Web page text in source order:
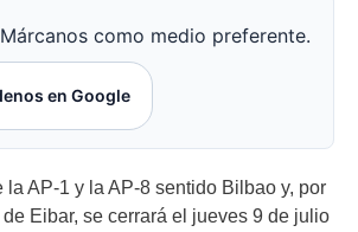
Márcanos como medio preferente.
en Google
la AP-1 y la AP-8 sentido Bilbao y, por
Eibar, se cerrará el jueves 9 de julio